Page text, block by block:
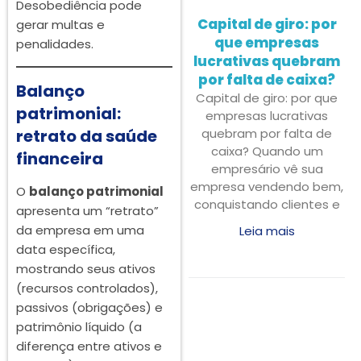
Desobediência pode
gerar multas e
penalidades.
Balanço
patrimonial:
retrato da saúde
financeira
O balanço patrimonial
apresenta um “retrato”
da empresa em uma
data específica,
mostrando seus ativos
(recursos controlados),
passivos (obrigações) e
patrimônio líquido (a
diferença entre ativos e
Capital de giro: por
que empresas
lucrativas quebram
por falta de caixa?
Capital de giro: por que
empresas lucrativas
quebram por falta de
caixa? Quando um
empresário vê sua
empresa vendendo bem,
conquistando clientes e
Leia mais